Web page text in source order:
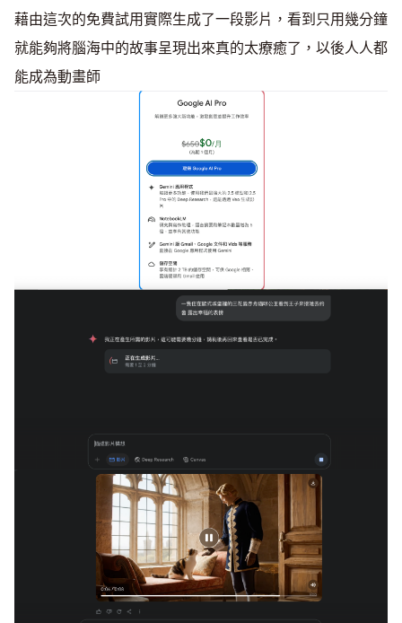
藉由這次的免費試用實際生成了一段影片，看到只用幾分鐘
就能夠將腦海中的故事呈現出來真的太療癒了，以後人人都
能成為動畫師